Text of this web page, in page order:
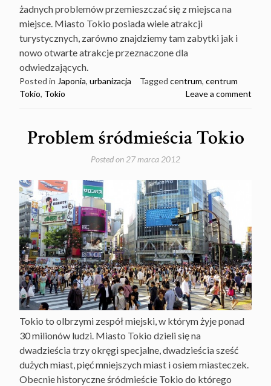
żadnych problemów przemieszczać się z miejsca na
miejsce. Miasto Tokio posiada wiele atrakcji
turystycznych, zarówno znajdziemy tam zabytki jak i
nowo otwarte atrakcje przeznaczone dla
odwiedzających.
Posted in Japonia, urbanizacja Tagged centrum, centrum
Tokio, Tokio Leave a comment
Problem śródmieścia Tokio
Posted on 27 marca 2012
Tokio to olbrzymi zespół miejski, w którym żyje ponad
30 milionów ludzi. Miasto Tokio dzieli się na
dwadzieścia trzy okręgi specjalne, dwadzieścia sześć
dużych miast, pięć mniejszych miast i osiem miasteczek.
Obecnie historyczne śródmieście Tokio do którego